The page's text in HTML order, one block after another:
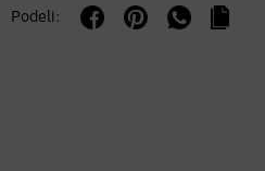
Podeli: